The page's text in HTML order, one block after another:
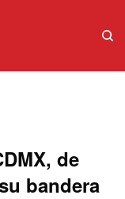
de
bandera